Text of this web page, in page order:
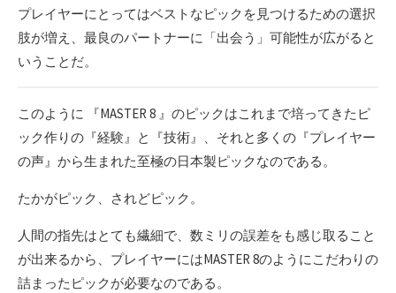
プレイヤーにとってはベストなピックを見つけるための選択
肢が増え、最良のパートナーに「出会う」可能性が広がると
いうことだ。
このように 『MASTER 8 』のピックはこれまで培ってきたピ
ック作りの『経験』と『技術』、それと多くの『プレイヤー
の声』から生まれた至極の日本製ピックなのである。
たかがピック、されどピック。
人間の指先はとても繊細で、数ミリの誤差をも感じ取ること
が出来るから、プレイヤーにはMASTER 8のようにこだわりの
詰まったピックが必要なのである。